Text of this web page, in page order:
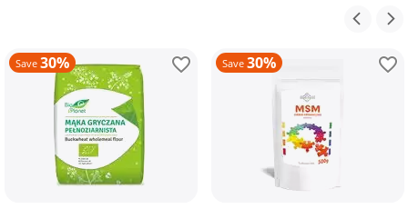
Save 30% Save 30%